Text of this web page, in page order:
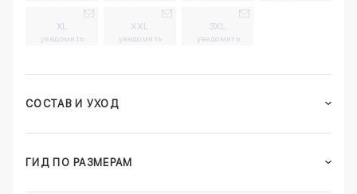
XL
уведомить
XXL
уведомить
3XL
уведомить
СОСТАВ И УХОД
ГИД ПО РАЗМЕРАМ